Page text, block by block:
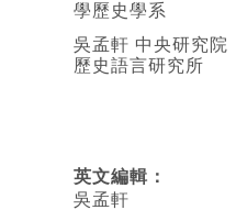
學歷史學系
吳孟軒 中央研究院
歷史語言研究所
英文編輯 ：
吳孟軒